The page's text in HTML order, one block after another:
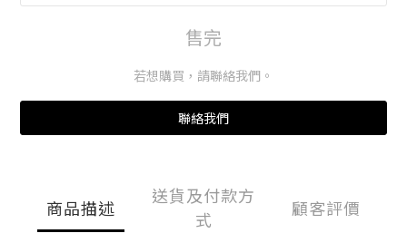
售完
若想購買，請聯絡我們。
聯絡我們
商品描述
送貨及付款方
式
顧客評價